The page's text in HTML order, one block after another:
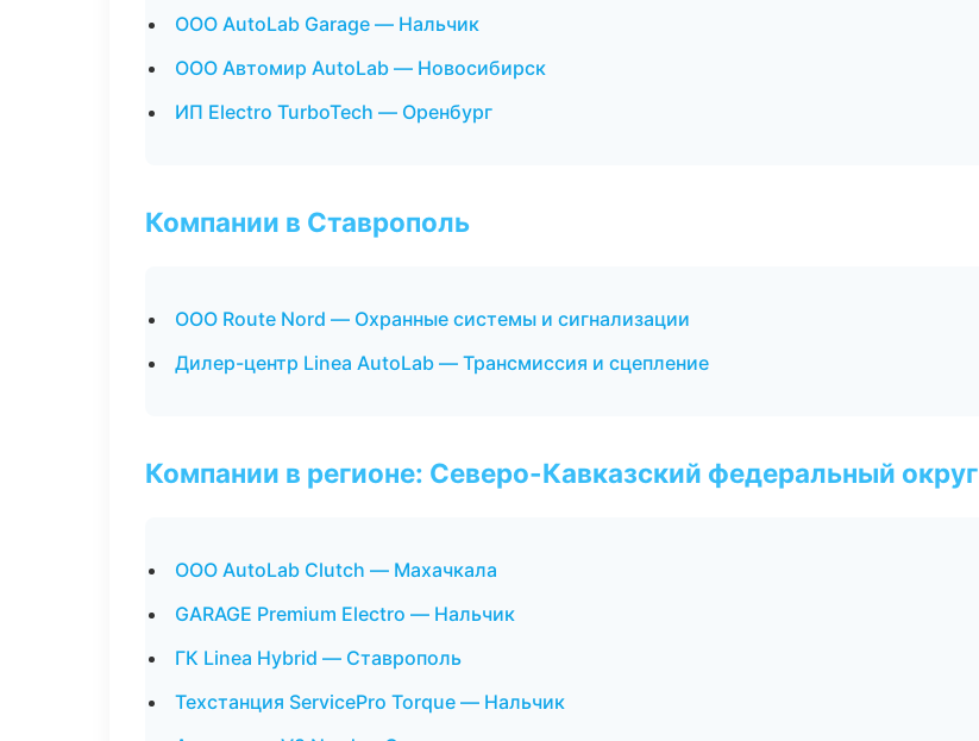
ООО AutoLab Garage — Нальчик
ООО Автомир AutoLab — Новосибирск
ИП Electro TurboTech — Оренбург
Компании в Ставрополь
ООО Route Nord — Охранные системы и сигнализации
Дилер-центр Linea AutoLab — Трансмиссия и сцепление
Компании в регионе: Северо-Кавказский федеральный округ
ООО AutoLab Clutch — Махачкала
GARAGE Premium Electro — Нальчик
ГК Linea Hybrid — Ставрополь
Техстанция ServicePro Torque — Нальчик